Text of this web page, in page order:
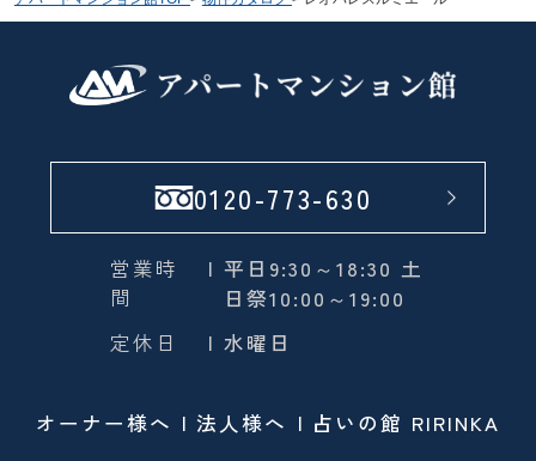
約2112m／27分
サイトウコーヒー
約1688m／22分
0120-773-630
営業時
間
| 平日9:30～18:30 土
日祭10:00～19:00
定休日
| 水曜日
オーナー様へ 法人様へ 占いの館 RIRINKA